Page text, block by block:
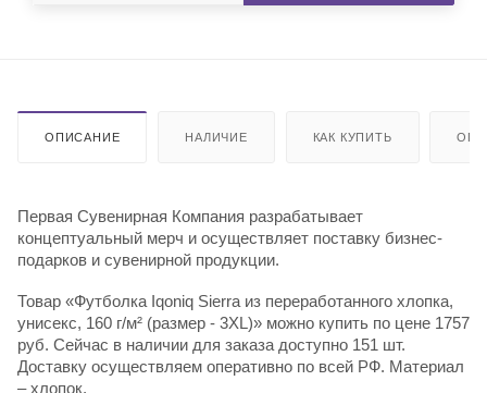
ОПИСАНИЕ НАЛИЧИЕ КАК КУПИТЬ
Первая Сувенирная Компания разрабатывает
концептуальный мерч и осуществляет поставку бизнес-
подарков и сувенирной продукции.
Товар «Футболка Iqoniq Sierra из переработанного хлопка,
унисекс, 160 г/м² (размер - 3XL)» можно купить по цене 1757
руб. Сейчас в наличии для заказа доступно 151 шт.
Доставку осуществляем оперативно по всей РФ. Материал
– хлопок.